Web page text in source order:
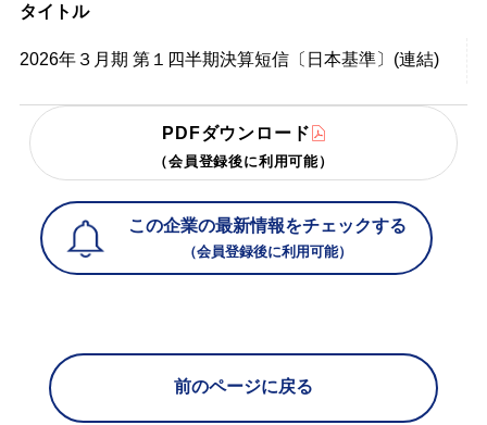
タイトル
2026年３月期 第１四半期決算短信〔日本基準〕(連結)
PDFダウンロード
（会員登録後に利用可能）
この企業の最新情報をチェックする
（会員登録後に利用可能）
前のページに戻る